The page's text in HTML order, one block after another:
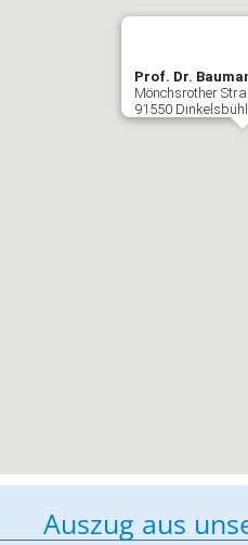
Prof. Dr.
Mönchsrother
91550 Dinkelsbühl
Auszug aus